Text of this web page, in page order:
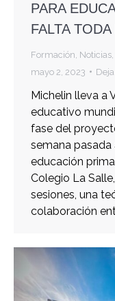
PARA
FALTA
Formación Noticias
mayo 2, 2023
Michelin lleva a
educativo
fase del
semana
educación
Colegio La
sesiones, una
colaboración